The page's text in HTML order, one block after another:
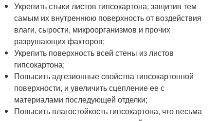
Укрепить стыки листов гипсокартона, защитив тем
самым их внутреннюю поверхность от воздействия
влаги, сырости, микроорганизмов и прочих
разрушающих факторов;
Укрепить поверхность всей стены из листов
гипсокартона;
Повысить адгезионные свойства гипсокартонной
поверхности, и увеличить сцепление ее с
материалами последующей отделки;
Повысить влагостойкость гипсокартона, что весьма